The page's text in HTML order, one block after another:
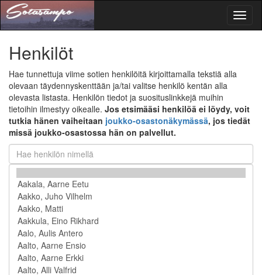
Henkilöt
Hae tunnettuja viime sotien henkilöitä kirjoittamalla tekstiä alla
olevaan täydennyskenttään ja/tai valitse henkilö kentän alla
olevasta listasta. Henkilön tiedot ja suosituslinkkejä muihin
tietoihin ilmestyy oikealle. Jos etsimääsi henkilöä ei löydy, voit
tutkia hänen vaiheitaan joukko-osastonäkymässä, jos tiedät
missä joukko-osastossa hän on palvellut.